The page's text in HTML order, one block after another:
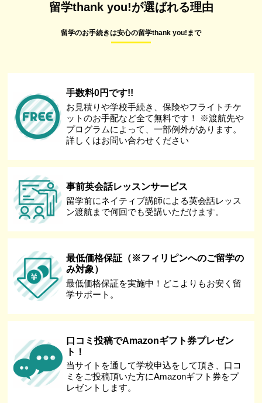
留学thank you!が選ばれる理由
留学のお手続きは安心の留学thank you!まで
手数料0円です!!
お見積りや学校手続き、保険やフライトチケ
ットのお手配など全て無料です！ ※渡航先や
プログラムによって、一部例外があります。
詳しくはお問い合わせください
事前英会話レッスンサービス
留学前にネイティブ講師による英会話レッス
ン渡航まで何回でも受講いただけます。
最低価格保証（※フィリピンへのご留学の
み対象）
最低価格保証を実施中！どこよりもお安く留
学サポート。
口コミ投稿でAmazonギフト券プレゼン
ト！
当サイトを通して学校申込をして頂き、口コ
ミをご投稿頂いた方にAmazonギフト券をプ
レゼントします。